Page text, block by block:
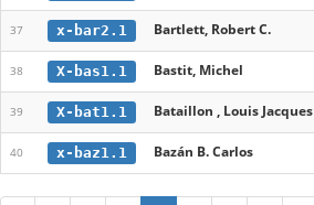
37 x-bar2.1 Bartlett, Robert C.
38 X-bas1.1 Bastit, Michel
39 X-bat1.1 Bataillon , Louis Jacques
40 x-baz1.1 Bazán B. Carlos